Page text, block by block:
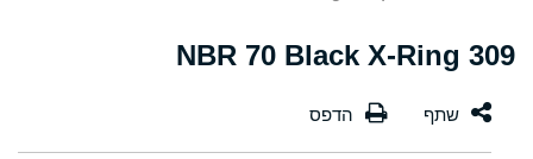
309 NBR 70 Black X-Ring